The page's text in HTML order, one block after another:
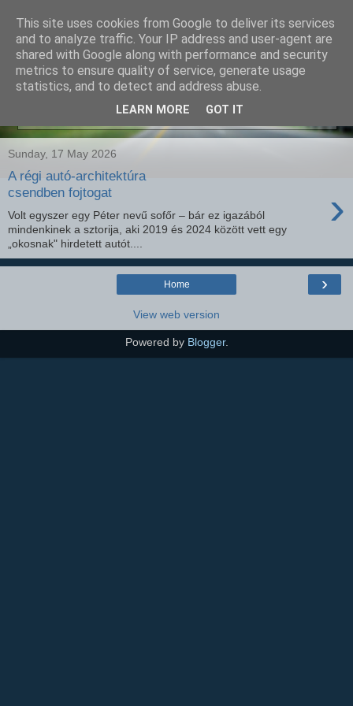
SEO szakértő
posts
Sunday, 17 May 2026
A régi autó-architektúra
csendben fojtogat
›
Volt egyszer egy Péter nevű sofőr – bár ez igazából
mindenkinek a sztorija, aki 2019 és 2024 között vett egy
„okosnak" hirdetett autót....
›
Home
View web version
Powered by Blogger.
This site uses cookies from Google to deliver its services
and to analyze traffic. Your IP address and user-agent are
shared with Google along with performance and security
metrics to ensure quality of service, generate usage
statistics, and to detect and address abuse.
LEARN MORE GOT IT